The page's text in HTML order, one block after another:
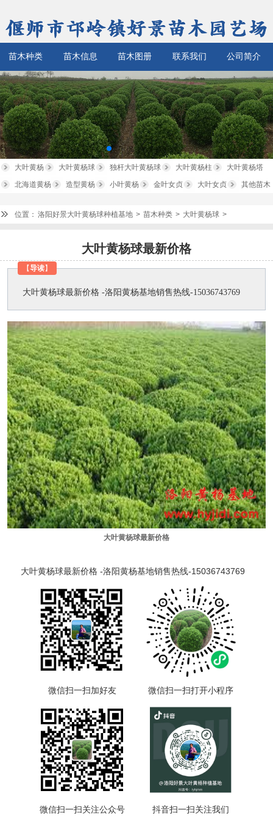
苗木种类 苗木信息 苗木图册 联系我们 公司简介
大叶黄杨 大叶黄杨球 独杆大叶黄杨球 大叶黄杨柱
大叶黄杨塔
北海道黄杨
造型黄杨 小叶黄杨 金叶女贞 大叶女贞 其他苗木
位置： 洛阳好景大叶黄杨球种植基地 > 苗木种类 > 大叶黄杨球 >
大叶黄杨球最新价格
【导读】
大叶黄杨球最新价格 -洛阳黄杨基地销售热线-15036743769
大叶黄杨球最新价格
大叶黄杨球最新价格 -洛阳黄杨基地销售热线-15036743769
微信扫一扫加好友 微信扫一扫打开小程序
微信扫一扫关注公众号 抖音扫一扫关注我们